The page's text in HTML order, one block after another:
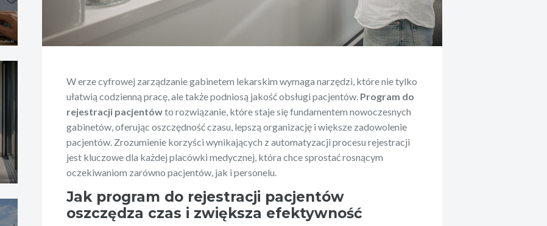
W erze cyfrowej zarządzanie gabinetem lekarskim wymaga narzędzi, które nie tylko
ułatwią codzienną pracę, ale także podniosą jakość obsługi pacjentów. Program do
rejestracji pacjentówto rozwiązanie, które staje się fundamentem nowoczesnych
gabinetów, oferując oszczędność czasu, lepszą organizację i większe zadowolenie
pacjentów. Zrozumienie korzyści wynikających z automatyzacji procesu rejestracji
jest kluczowe dla każdej placówki medycznej, która chce sprostać rosnącym
oczekiwaniom zarówno pacjentów, jak i personelu.
Jak program do rejestracji pacjentów
oszczędza czas i zwiększa efektywność